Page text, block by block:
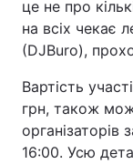
це не про
на всіх чекає
(DJBuro),
Вартість
грн, також
16:00. Усю